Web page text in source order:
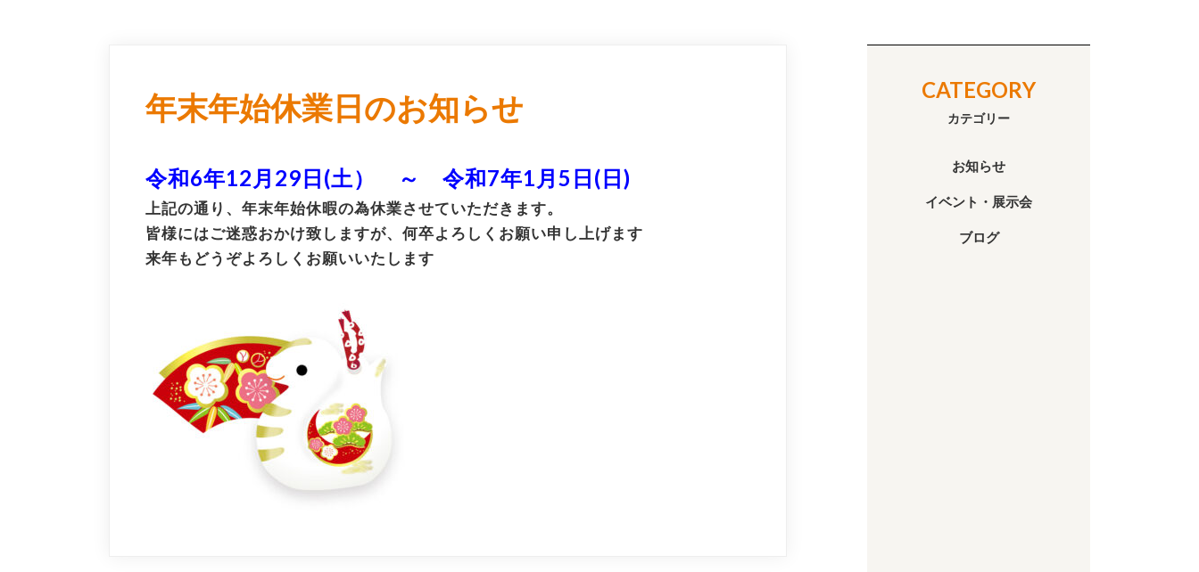
年末年始休業日のお知らせ
令和6年12月29日(土） ～ 令和7年1月5日(日)
上記の通り、年末年始休暇の為休業させていただきます。
皆様にはご迷惑おかけ致しますが、何卒よろしくお願い申し上げます
来年もどうぞよろしくお願いいたします
CATEGORY
カテゴリー
お知らせ
イベント・展示会
ブログ